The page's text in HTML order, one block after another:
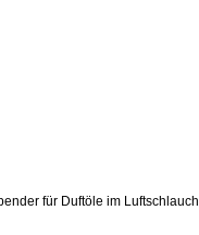
für Duftöle im Luftschlauch